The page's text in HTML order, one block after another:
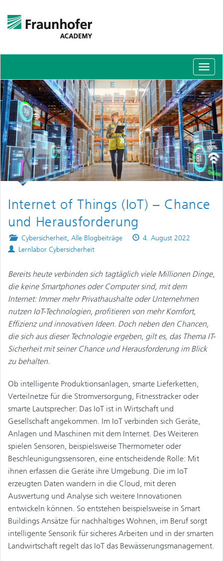
Internet of Things (IoT) – Chance
und Herausforderung
Posted
in
Cybersicherheit, Alle Blogbeiträge
Published
4. August 2022
Authors
Lernlabor Cybersicherheit
Bereits heute verbinden sich tagtäglich viele Millionen Dinge,
die keine Smartphones oder Computer sind, mit dem
Internet: Immer mehr Privathaushalte oder Unternehmen
nutzen IoT-Technologien, profitieren von mehr Komfort,
Effizienz und innovativen Ideen. Doch neben den Chancen,
die sich aus dieser Technologie ergeben, gilt es, das Thema IT-
Sicherheit mit seiner Chance und Herausforderung im Blick
zu behalten.
Ob intelligente Produktionsanlagen, smarte Lieferketten,
Verteilnetze für die Stromversorgung, Fitnesstracker oder
smarte Lautsprecher: Das IoT ist in Wirtschaft und
Gesellschaft angekommen. Im IoT verbinden sich Geräte,
Anlagen und Maschinen mit dem Internet. Des Weiteren
spielen Sensoren, beispielsweise Thermometer oder
Beschleunigungssensoren, eine entscheidende Rolle: Mit
ihnen erfassen die Geräte ihre Umgebung. Die im IoT
erzeugten Daten wandern in die Cloud, mit deren
Auswertung und Analyse sich weitere Innovationen
entwickeln können. So entstehen beispielsweise in Smart
Buildings Ansätze für nachhaltiges Wohnen, im Beruf sorgt
intelligente Sensorik für sicheres Arbeiten und in der smarten
Landwirtschaft regelt das IoT das Bewässerungsmanagement.